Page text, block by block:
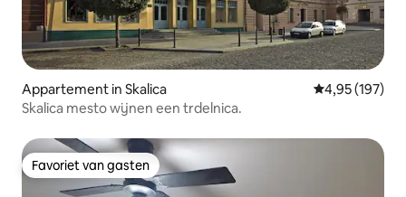
Appartement in Skalica Gemiddelde
4,95 (197)
Skalica mesto wijnen een trdelnica.
Favoriet van gasten
Favoriet van gasten